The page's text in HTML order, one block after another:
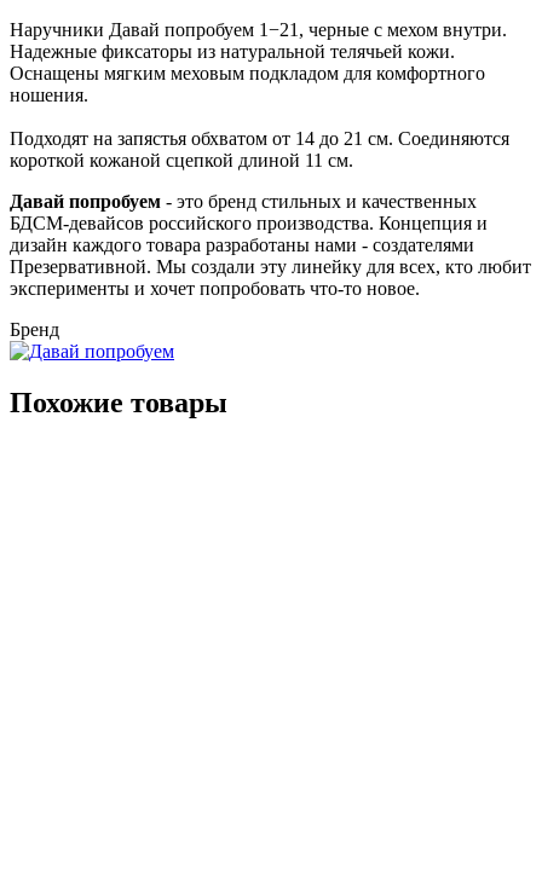
Наручники Давай попробуем 1−21, черные с мехом внутри.
Надежные фиксаторы из натуральной телячьей кожи.
Оснащены мягким меховым подкладом для комфортного
ношения.
Подходят на запястья обхватом от 14 до 21 см. Соединяются
короткой кожаной сцепкой длиной 11 см.
Давай попробуем - это бренд стильных и качественных
БДСМ-девайсов российского производства. Концепция и
дизайн каждого товара разработаны нами - создателями
Презервативной. Мы создали эту линейку для всех, кто любит
эксперименты и хочет попробовать что-то новое.
Бренд
Похожие товары